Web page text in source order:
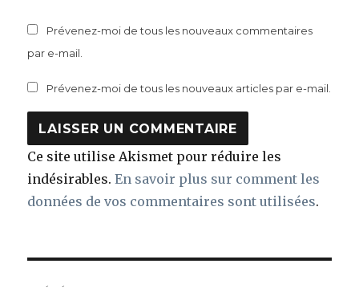
Prévenez-moi de tous les nouveaux commentaires
par e-mail.
Prévenez-moi de tous les nouveaux articles par e-mail.
Ce site utilise Akismet pour réduire les
indésirables.En savoir plus sur comment les
données de vos commentaires sont utilisées.